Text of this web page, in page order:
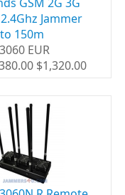
Jammer
150m
EUR
$1,320.00